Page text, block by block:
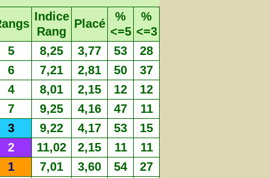
Indice
Rang
Placé
%
<=5
%
<=3
5
8,25 3,77 53
28
6
7,21 2,81 50
37
4
8,01 2,15 12
12
7
9,25 4,16 47
11
3
9,22 4,17 53
15
2
11,02 2,15 11
11
1
7,01 3,60 54
27